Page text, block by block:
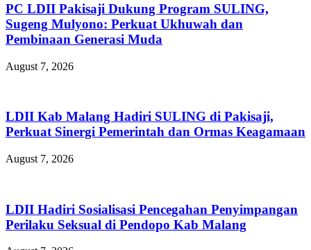
PC LDII Pakisaji Dukung Program SULING,
Sugeng Mulyono: Perkuat Ukhuwah dan
Pembinaan Generasi Muda
August 7, 2026
LDII Kab Malang Hadiri SULING di Pakisaji,
Perkuat Sinergi Pemerintah dan Ormas Keagamaan
August 7, 2026
LDII Hadiri Sosialisasi Pencegahan Penyimpangan
Perilaku Seksual di Pendopo Kab Malang